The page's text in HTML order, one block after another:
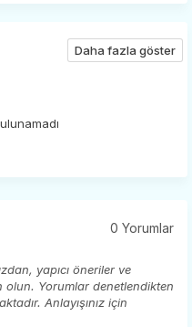
Daha fazla göster
0 Yorumlar
yapıcı öneriler ve
Yorumlar denetlendikten
Anlayışınız için